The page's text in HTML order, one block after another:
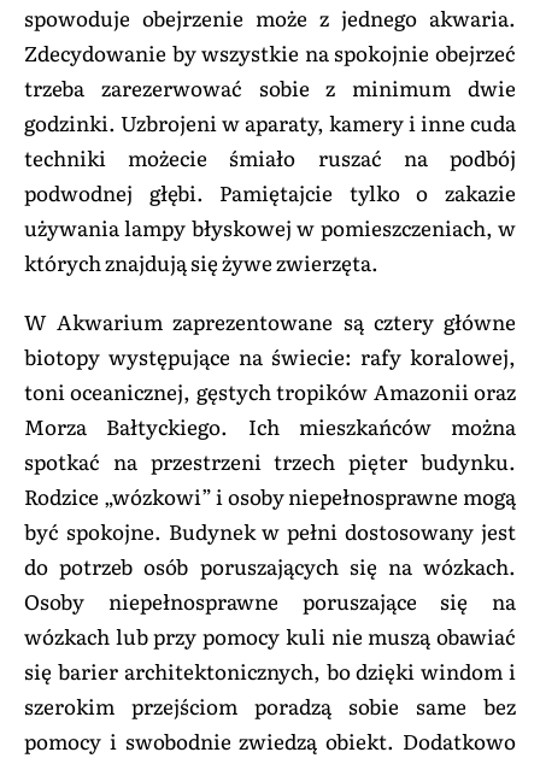
spowoduje obejrzenie może z jednego akwaria.
Zdecydowanie by wszystkie na spokojnie obejrzeć
trzeba zarezerwować sobie z minimum dwie
godzinki. Uzbrojeni w aparaty, kamery i inne cuda
techniki możecie śmiało ruszać na podbój
podwodnej głębi. Pamiętajcie tylko o zakazie
używania lampy błyskowej w pomieszczeniach, w
których znajdują się żywe zwierzęta.
W Akwarium zaprezentowane są cztery główne
biotopy występujące na świecie: rafy koralowej,
toni oceanicznej, gęstych tropików Amazonii oraz
Morza Bałtyckiego. Ich mieszkańców można
spotkać na przestrzeni trzech pięter budynku.
Rodzice „wózkowi” i osoby niepełnosprawne mogą
być spokojne. Budynek w pełni dostosowany jest
do potrzeb osób poruszających się na wózkach.
Osoby niepełnosprawne poruszające się na
wózkach lub przy pomocy kuli nie muszą obawiać
się barier architektonicznych, bo dzięki windom i
szerokim przejściom poradzą sobie same bez
pomocy i swobodnie zwiedzą obiekt. Dodatkowo